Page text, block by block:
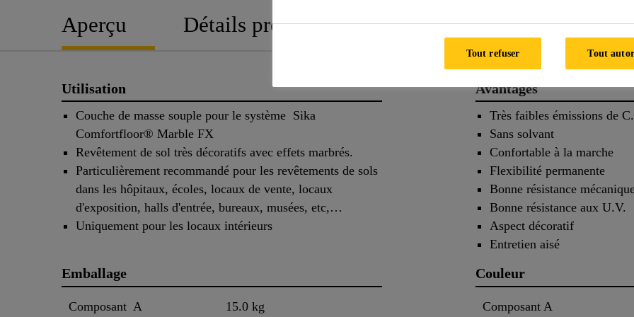
Aperçu Détails produits Application
Utilisation
Couche de masse souple pour le système Sika
Comfortfloor® Marble FX
Revêtement de sol très décoratifs avec effets marbrés.
Particulièrement recommandé pour les revêtements de sols
dans les hôpitaux, écoles, locaux de vente, locaux
d'exposition, halls d'entrée, bureaux, musées, etc,…
Uniquement pour les locaux intérieurs
Avantages
Très faibles émissions de
Sans solvant
Confortable à la marche
Flexibilité permanente
Bonne résistance
Bonne résistance aux U.V.
Aspect décoratif
Entretien aisé
Emballage
Composant A 15.0 kg
Couleur
Composant A
Tout refuser Tout